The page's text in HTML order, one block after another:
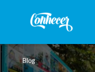
Blog